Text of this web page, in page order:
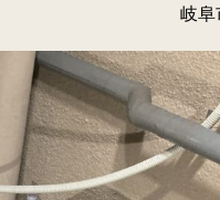
岐